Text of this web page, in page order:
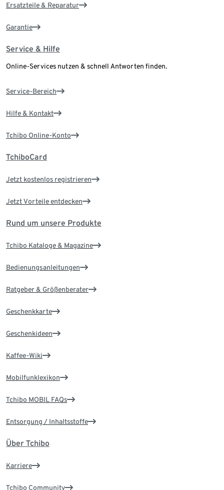
Ersatzteile & Reparatur
Garantie
Service & Hilfe
Online-Services nutzen & schnell Antworten finden.
Service-Bereich
Hilfe & Kontakt
Tchibo Online-Konto
TchiboCard
Jetzt kostenlos registrieren
Jetzt Vorteile entdecken
Rund um unsere Produkte
Tchibo Kataloge & Magazine
Bedienungsanleitungen
Ratgeber & Größenberater
Geschenkkarte
Geschenkideen
Kaffee-Wiki
Mobilfunklexikon
Tchibo MOBIL FAQs
Entsorgung / Inhaltsstoffe
Über Tchibo
Karriere
Tchibo Community